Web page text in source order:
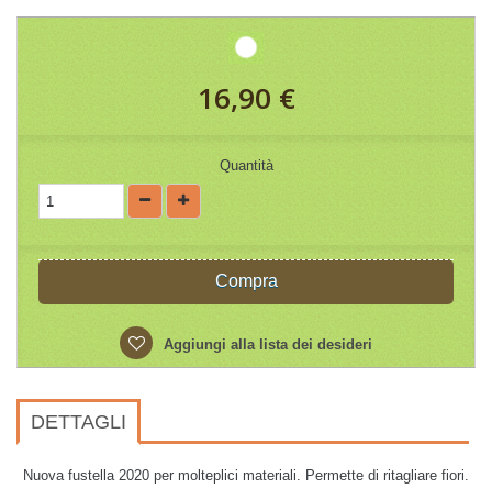
16,90 €
Quantità
Compra
Aggiungi alla lista dei desideri
DETTAGLI
Nuova fustella 2020 per molteplici materiali. Permette di ritagliare fiori.